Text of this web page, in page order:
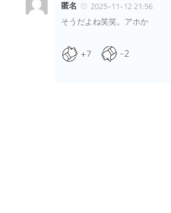
匿名
2025-11-12 21:56
そうだよね笑笑。アホか
+7 -2